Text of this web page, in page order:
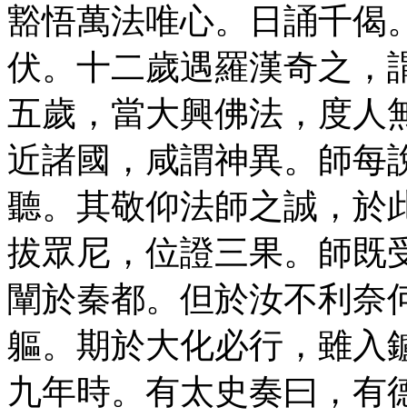
豁悟萬法唯心。日誦千偈
伏。十二歲遇羅漢奇之，
五歲，當大興佛法，度人
近諸國，咸謂神異。師每
聽。其敬仰法師之誠，於
拔眾尼，位證三果。師既
闡於秦都。但於汝不利奈
軀。期於大化必行，雖入
九年時。有太史奏曰，有